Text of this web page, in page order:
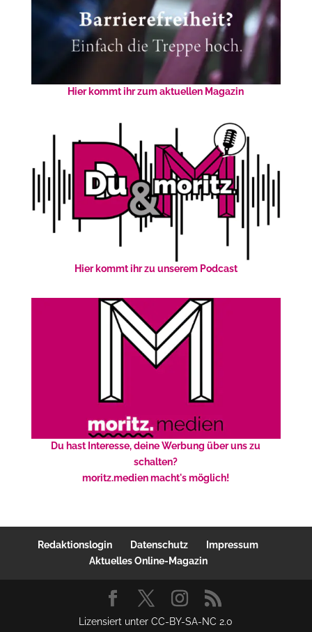
Hier kommt ihr zum aktuellen Magazin
Hier kommt ihr zu unserem Podcast
Du hast Interesse, deine Werbung über uns zu
schalten?
moritz.medien macht's möglich!
Redaktionslogin Datenschutz
Impressum
Aktuelles Online-Magazin
Lizensiert unter CC-BY-SA-NC 2.0